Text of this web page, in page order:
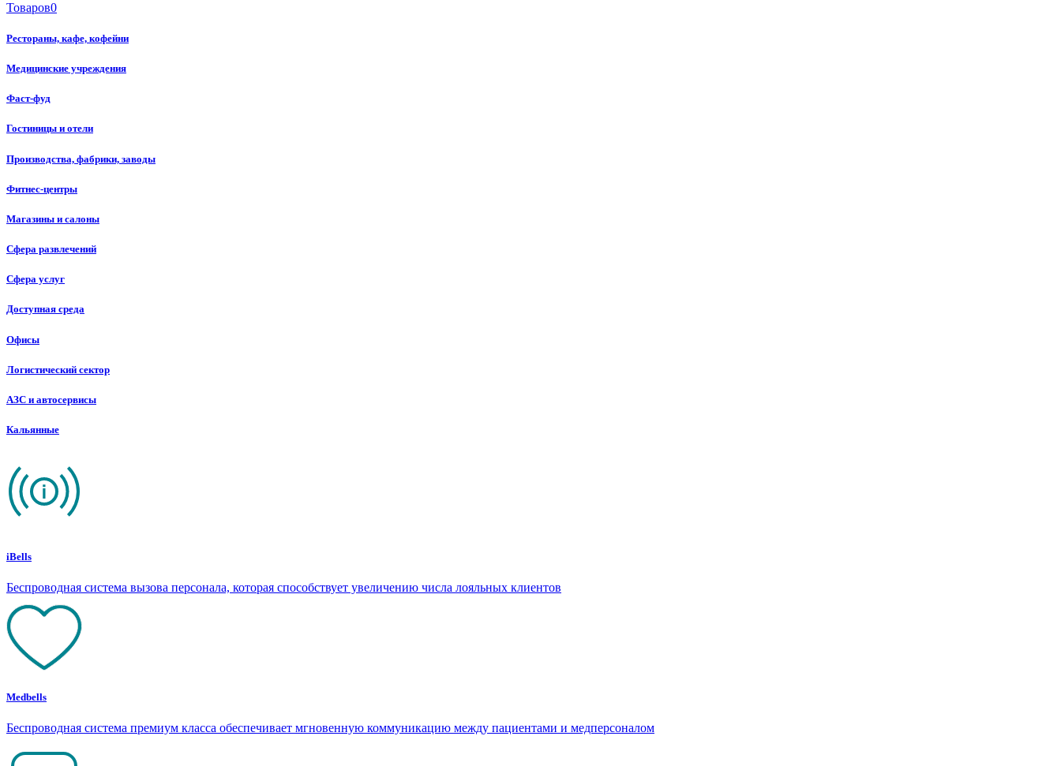
Товаров0
Рестораны, кафе, кофейни
Медицинские учреждения
Фаст-фуд
Гостиницы и отели
Производства, фабрики, заводы
Фитнес-центры
Магазины и салоны
Сфера развлечений
Сфера услуг
Доступная среда
Офисы
Логистический сектор
АЗС и автосервисы
Кальянные
iBells
Беспроводная система вызова персонала, которая способствует увеличению числа лояльных клиентов
Medbells
Беспроводная система премиум класса обеспечивает мгновенную коммуникацию между пациентами и медперсоналом